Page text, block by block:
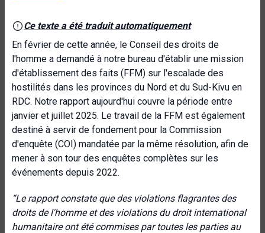
Ce texte a été traduit automatiquement
En février de cette année, le Conseil des droits de
l'homme a demandé à notre bureau d'établir une mission
d'établissement des faits (FFM) sur l'escalade des
hostilités dans les provinces du Nord et du Sud-Kivu en
RDC. Notre rapport aujourd'hui couvre la période entre
janvier et juillet 2025. Le travail de la FFM est également
destiné à servir de fondement pour la Commission
d'enquête (COI) mandatée par la même résolution, afin de
mener à son tour des enquêtes complètes sur les
événements depuis 2022.
“Le rapport constate quedes violations flagrantes des
droits de l'homme et des violations du droit international
humanitaire ont été commises par toutes les parties au